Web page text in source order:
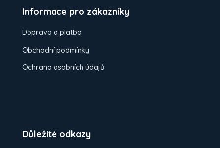
Informace pro zákazníky
Doprava a platba
Obchodní podmínky
Ochrana osobních údajů
Důležité odkazy